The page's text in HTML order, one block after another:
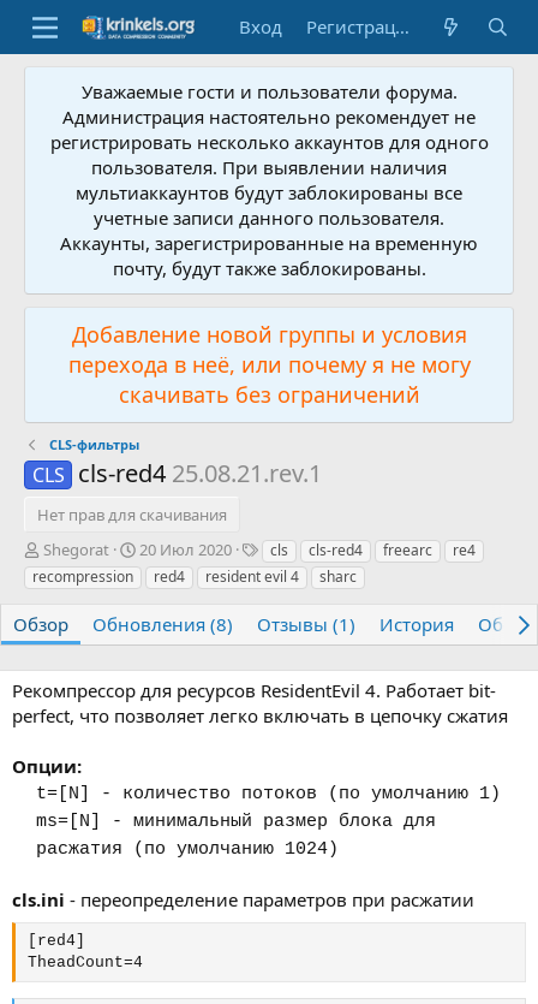
Вход Регистрация
Уважаемые гости и пользователи форума.
Администрация настоятельно рекомендует не
регистрировать несколько аккаунтов для одного
пользователя. При выявлении наличия
мультиаккаунтов будут заблокированы все
учетные записи данного пользователя.
Аккаунты, зарегистрированные на временную
почту, будут также заблокированы.
Добавление новой группы и условия
перехода в неё, или почему я не могу
скачивать без ограничений
CLS-фильтры
CLS cls-red4 25.08.21.rev.1
Нет прав для скачивания
А
в
т
р
Shegorat
Д
а
с
д
а
я
20 Июл 2020
Т
е
г
cls cls-red4 freearc
re4
recompression
red4 resident evil 4 sharc
Обзор Обновления (8) Отзывы (1) История
Рекомпрессор для ресурсов ResidentEvil 4. Работает bit-
perfect, что позволяет легко включать в цепочку сжатия
Опции:
t=[N] - количество потоков (по умолчанию 1)
ms=[N] - минимальный размер блока для
расжатия (по умолчанию 1024)
cls.ini - переопределение параметров при расжатии
[red4]
TheadCount=4